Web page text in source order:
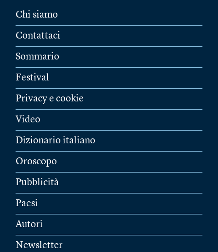
Chi siamo
Contattaci
Sommario
Festival
Privacy e cookie
Video
Dizionario italiano
Oroscopo
Pubblicità
Paesi
Autori
Newsletter